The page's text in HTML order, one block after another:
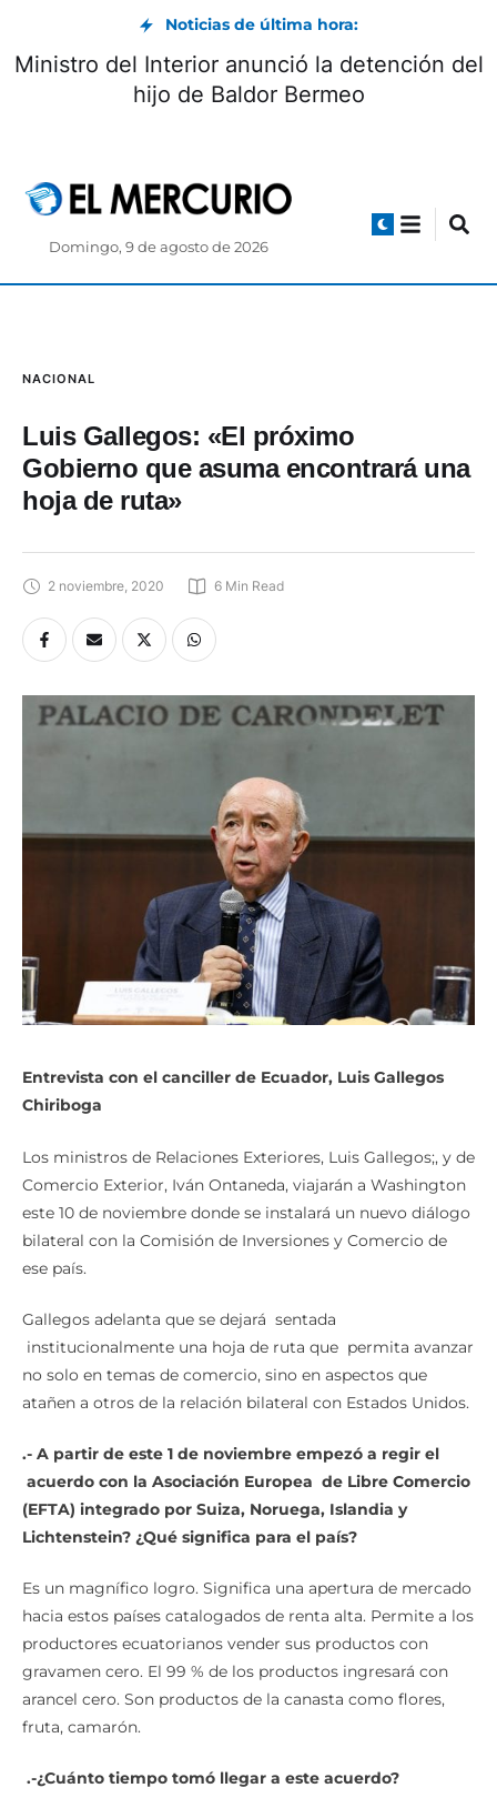
Noticias de última hora:
Vía Biblián-Zhud: circulación controlada
durante el feriado de agosto
Domingo, 9 de agosto de 2026
NACIONAL
Luis Gallegos: «El próximo
Gobierno que asuma encontrará una
hoja de ruta»
2 noviembre, 2020 6 Min Read
Entrevista con el canciller de Ecuador, Luis Gallegos
Chiriboga
Los ministros de Relaciones Exteriores, Luis Gallegos;, y de
Comercio Exterior, Iván Ontaneda, viajarán a Washington
este 10 de noviembre donde se instalará un nuevo diálogo
bilateral con la Comisión de Inversiones y Comercio de
ese país.
Gallegos adelanta que se dejará sentada
institucionalmente una hoja de ruta que permita avanzar
no solo en temas de comercio, sino en aspectos que
atañen a otros de la relación bilateral con Estados Unidos.
.- A partir de este 1 de noviembre empezó a regir el
acuerdo con la Asociación Europea de Libre Comercio
(EFTA) integrado por Suiza, Noruega, Islandia y
Lichtenstein? ¿Qué significa para el país?
Es un magnífico logro. Significa una apertura de mercado
hacia estos países catalogados de renta alta. Permite a los
productores ecuatorianos vender sus productos con
gravamen cero. El 99 % de los productos ingresará con
arancel cero. Son productos de la canasta como flores,
fruta, camarón.
.-¿Cuánto tiempo tomó llegar a este acuerdo?